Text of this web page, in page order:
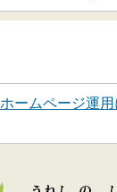
ホームページ運